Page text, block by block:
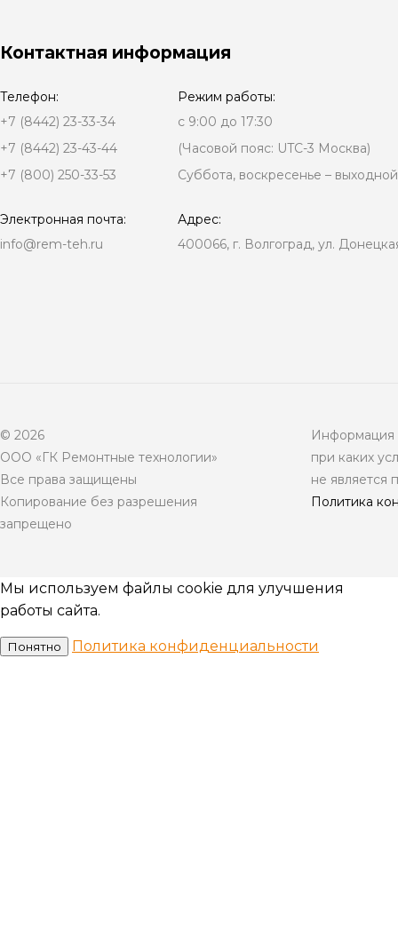
Контактная информация
Телефон:
+7 (8442) 23-33-34
+7 (8442) 23-43-44
+7 (800) 250-33-53
Режим работы:
с 9:00 до 17:30
(Часовой пояс: UTC-3 Москва)
Суббота, воскресенье – выходной
Электронная почта:
info@rem-teh.ru
Адрес:
400066, г. Волгоград, ул.
© 2026
ООО «ГК Ремонтные технологии»
Все права защищены
Копирование без разрешения
запрещено
Информация
при каких
не является
Политика
Мы используем файлы cookie для улучшения
работы сайта.
Понятно Политика конфиденциальности